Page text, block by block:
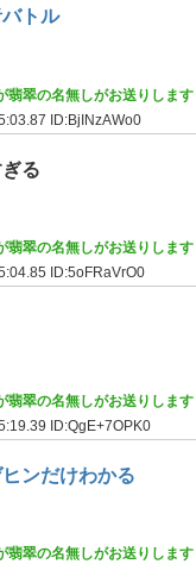
トル
翡翠の名無しがお送りします
ID:BjINzAWo0
る
翡翠の名無しがお送りします
ID:5oFRaVrO0
翡翠の名無しがお送りします
ID:QgE+7OPK0
ンだけわかる
翡翠の名無しがお送りします